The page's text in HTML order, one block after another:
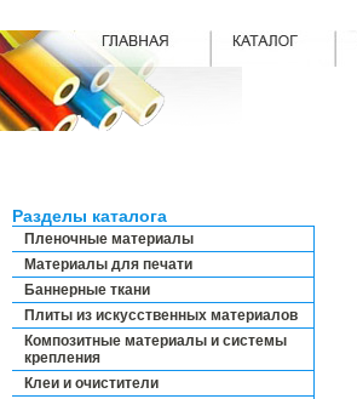
Разделы каталога
Пленочные материалы
Материалы для печати
Баннерные ткани
Плиты из искусственных материалов
Композитные материалы и системы
крепления
Клеи и очистители